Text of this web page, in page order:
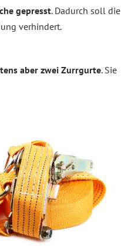
gepresst. Dadurch soll die
verhindert.
aber zwei Zurrgurte. Sie